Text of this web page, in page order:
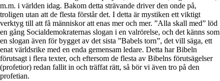
m.m. i världen idag. Bakom detta strävande driver den onde på,
troligen utan att de flesta förstår det. I detta är mystiken ett viktigt
verktyg till att få människor att enas mer och mer. ”Alla skall med” löd
en gång Socialdemokraternas slogan i en valrörelse, och det känns som
en slogan även för bygget av det sista ”Babels torn”, det vill säga, ett
enat världsrike med en enda gemensam ledare. Detta har Bibeln
förutsagt i flera texter, och eftersom de flesta av Bibelns förutsägelser
(profetior) redan fallit in och träffat rätt, så bör vi även tro på den
profetian.